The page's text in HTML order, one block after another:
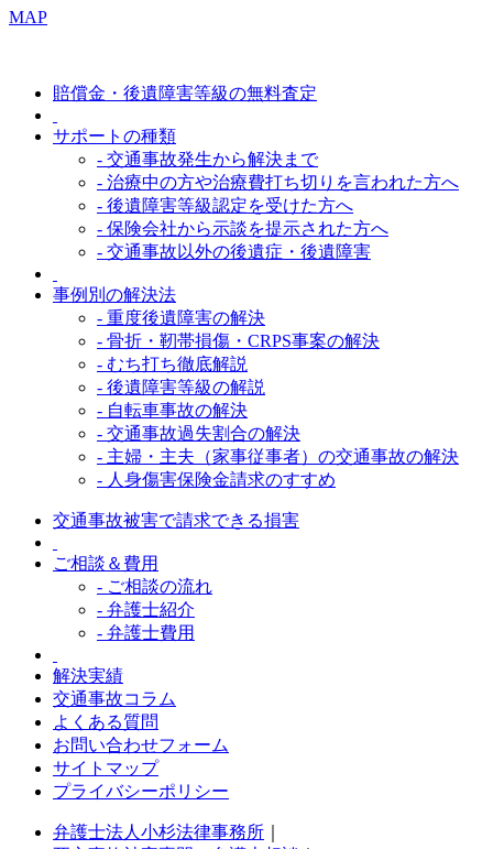
MAP
賠償金・後遺障害等級の無料査定
サポートの種類
- 交通事故発生から解決まで
- 治療中の方や治療費打ち切りを言われた方へ
- 後遺障害等級認定を受けた方へ
- 保険会社から示談を提示された方へ
- 交通事故以外の後遺症・後遺障害
事例別の解決法
- 重度後遺障害の解決
- 骨折・靭帯損傷・CRPS事案の解決
- むち打ち徹底解説
- 後遺障害等級の解説
- 自転車事故の解決
- 交通事故過失割合の解決
- 主婦・主夫（家事従事者）の交通事故の解決
- 人身傷害保険金請求のすすめ
交通事故被害で請求できる損害
ご相談＆費用
- ご相談の流れ
- 弁護士紹介
- 弁護士費用
解決実績
交通事故コラム
よくある質問
お問い合わせフォーム
サイトマップ
プライバシーポリシー
弁護士法人小杉法律事務所